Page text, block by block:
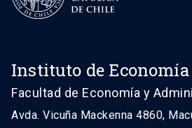
Instituto de Economía
Facultad de Economía y
Avda. Vicuña Mackenna 4860,